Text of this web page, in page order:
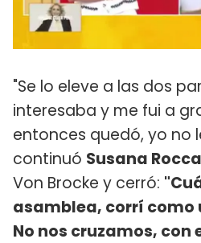
"Se lo eleve a las dos
interesaba y me fui a
entonces quedó, yo no
continuó Susana
Von Brocke y cerró:
asamblea, corrí como
No nos cruzamos, con